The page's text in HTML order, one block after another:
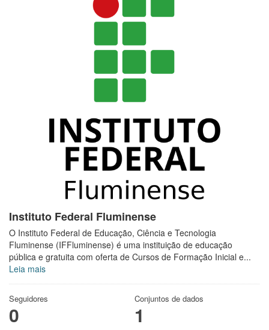
Instituto Federal Fluminense
O Instituto Federal de Educação, Ciência e Tecnologia
Fluminense (IFFluminense) é uma instituição de educação
pública e gratuita com oferta de Cursos de Formação Inicial e...
Leia mais
Seguidores
0
Conjuntos de dados
1